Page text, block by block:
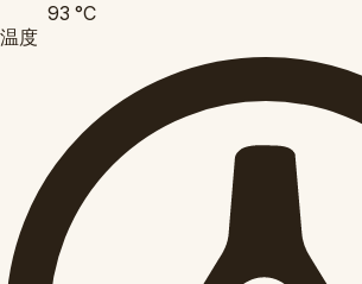
93°C
温度